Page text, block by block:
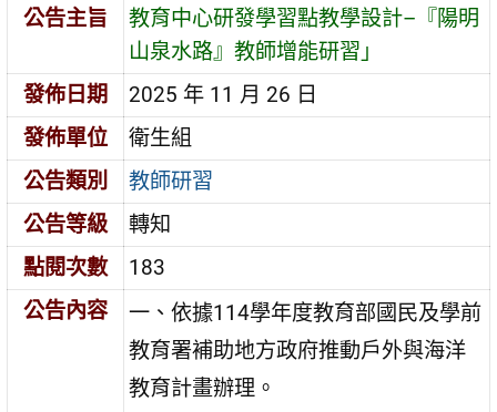
公告主旨
教育中心研發學習點教學設計–『陽明
山泉水路』教師增能研習」
發佈日期
2025 年 11 月 26 日
發佈單位
衛生組
公告類別
教師研習
公告等級
轉知
點閱次數
183
公告內容
一、依據114學年度教育部國民及學前
教育署補助地方政府推動戶外與海洋
教育計畫辦理。